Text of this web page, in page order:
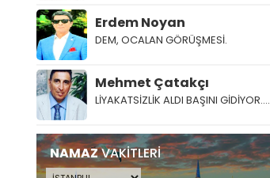
Erdem Noyan
DEM, OCALAN GÖRÜŞMESİ.
Mehmet Çatakçı
LİYAKATSİZLİK ALDI BAŞINI GİDİYOR....
NAMAZVAKİTLERİ